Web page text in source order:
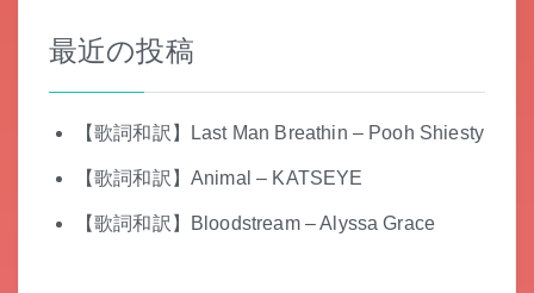
最近の投稿
【歌詞和訳】Last Man Breathin – Pooh Shiesty
【歌詞和訳】Animal – KATSEYE
【歌詞和訳】Bloodstream – Alyssa Grace